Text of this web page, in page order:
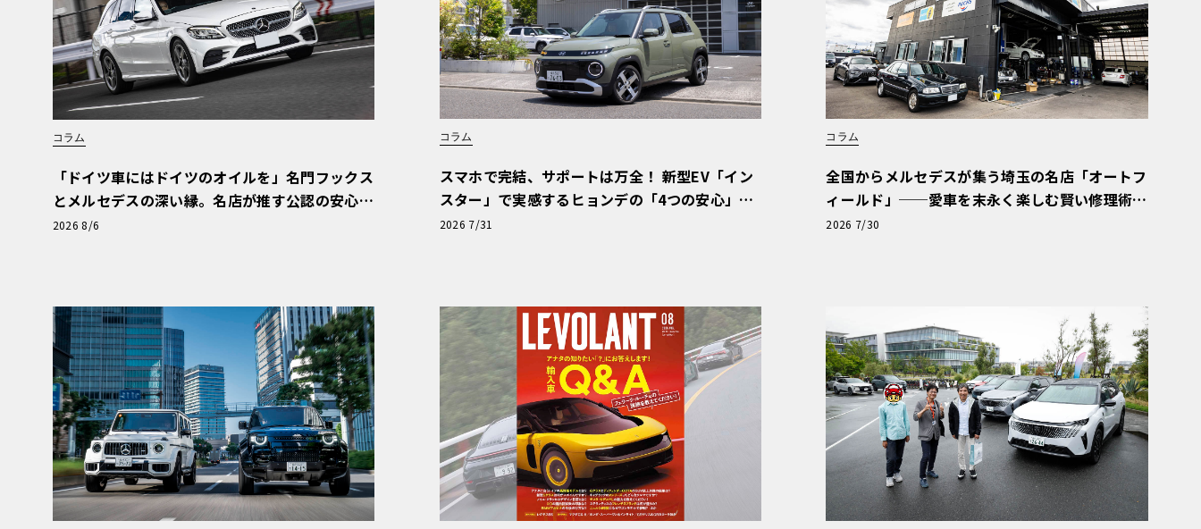
コラム
「ドイツ車にはドイツのオイルを」名門フックス
とメルセデスの深い縁。名店が推す公認の安心
と、Cクラスで味わうシルキーな走り〈PR〉
2026 8/6
コラム
スマホで完結、サポートは万全！ 新型EV「イン
スター」で実感するヒョンデの「4つの安心」
【第1回・ヒョンデ6つの疑問：Why? Hyunda
2026 7/31
コラム
全国からメルセデスが集う埼玉の名店「オートフ
ィールド」──愛車を末永く楽しむ賢い修理術
と、プロがフックス製オイルを選ぶ理由〈PR〉
2026 7/30